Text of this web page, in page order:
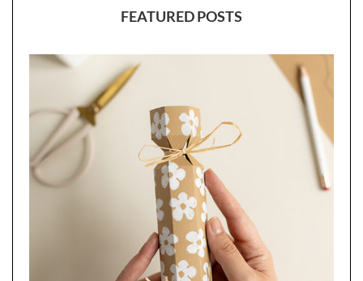
FEATURED POSTS